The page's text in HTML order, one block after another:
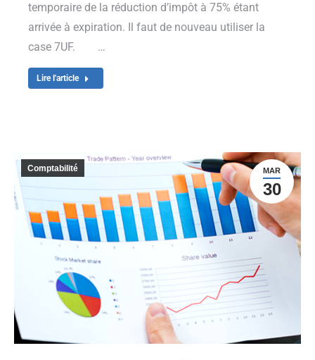
temporaire de la réduction d’impôt à 75% étant
arrivée à expiration. Il faut de nouveau utiliser la
case 7UF. …
Lire l'article
MAR
30
Comptabilité